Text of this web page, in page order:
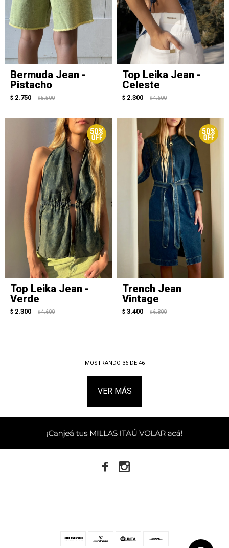
Bermuda Jean -
Pistacho
$ 2.750 $ 5.500
Top Leika Jean -
Celeste
$ 2.300 $ 4.600
Top Leika Jean -
Verde
$ 2.300 $ 4.600
Trench Jean
Vintage
$ 3.400 $ 6.800
MOSTRANDO 36DE 46
VER MÁS
 